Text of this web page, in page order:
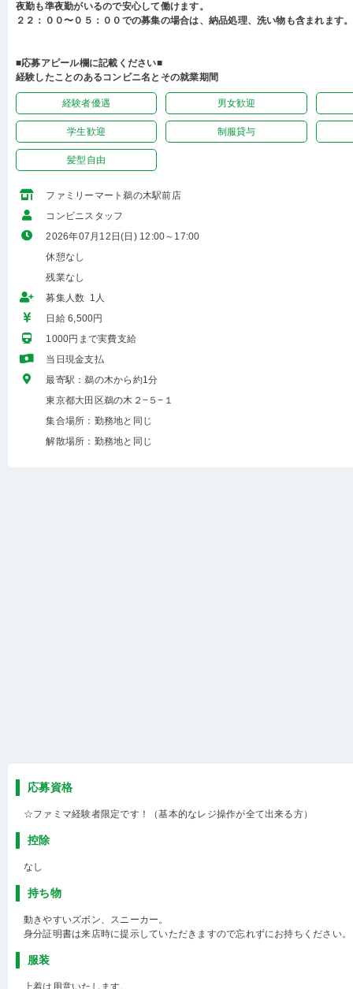
夜勤も準夜勤がいるので安心して働けます。
２２：００〜０５：００での募集の場合は、納品処理、洗い物も含まれます。
■応募アピール欄に記載ください■
経験したことのあるコンビニ名とその就業期間
経験者優遇 男女歓迎
学生歓迎 制服貸与
髪型自由
ファミリーマート鵜の木駅前店
コンビニスタッフ
2026年07月12日(日) 12:00～17:00
休憩なし
残業なし
募集人数 1人
日給 6,500円
1000円まで実費支給
当日現金支払
最寄駅：鵜の木から約1分
東京都大田区鵜の木２−５−１
集合場所：勤務地と同じ
解散場所：勤務地と同じ
応募資格
☆ファミマ経験者限定です！（基本的なレジ操作が全て出来る方）
控除
なし
持ち物
動きやすいズボン、スニーカー。
身分証明書は来店時に提示していただきますので忘れずにお持ちください。
服装
上着は用意いたします。